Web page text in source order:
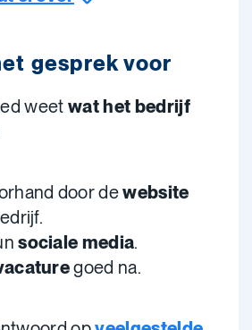
gesprek voor
weetwat het bedrijf
door dewebsite
sociale media.
goed na.